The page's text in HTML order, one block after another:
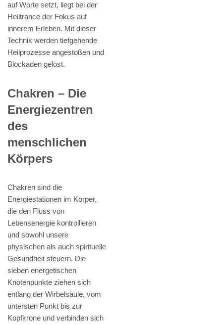
auf Worte setzt, liegt bei der
Heiltrance der Fokus auf
innerem Erleben. Mit dieser
Technik werden tiefgehende
Heilprozesse angestoßen und
Blockaden gelöst.
Chakren – Die
Energiezentren
des
menschlichen
Körpers
Chakren sind die
Energiestationen im Körper,
die den Fluss von
Lebensenergie kontrollieren
und sowohl unsere
physischen als auch spirituelle
Gesundheit steuern. Die
sieben energetischen
Knotenpunkte ziehen sich
entlang der Wirbelsäule, vom
untersten Punkt bis zur
Kopfkrone und verbinden sich